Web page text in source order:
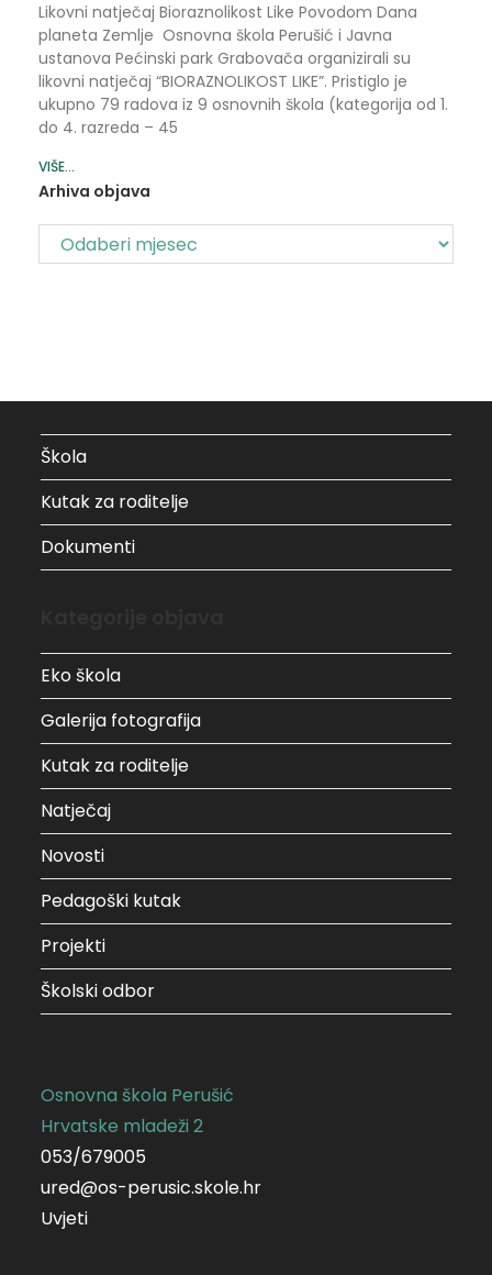
Likovni natječaj Bioraznolikost Like Povodom Dana
planeta Zemlje Osnovna škola Perušić i Javna
ustanova Pećinski park Grabovača organizirali su
likovni natječaj “BIORAZNOLIKOST LIKE”. Pristiglo je
ukupno 79 radova iz 9 osnovnih škola (kategorija od 1.
do 4. razreda – 45
VIŠE...
Arhiva objava
Škola
Kutak za roditelje
Dokumenti
Eko škola
Galerija fotografija
Kutak za roditelje
Natječaj
Novosti
Pedagoški kutak
Projekti
Školski odbor
Osnovna škola Perušić
Hrvatske mladeži 2
053/679005
ured@os-perusic.skole.hr
Uvjeti